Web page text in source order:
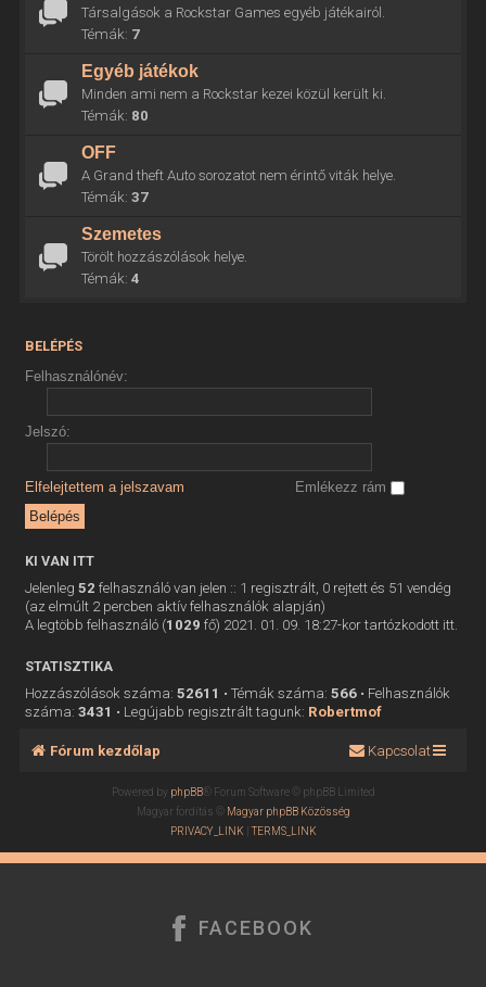
Társalgások a Rockstar Games egyéb játékairól.
Témák: 7
Egyéb játékok
Minden ami nem a Rockstar kezei közül került ki.
Témák: 80
OFF
A Grand theft Auto sorozatot nem érintő viták helye.
Témák: 37
Szemetes
Törölt hozzászólások helye.
Témák: 4
BELÉPÉS
Felhasználónév:
Jelszó:
Elfelejtettem a jelszavam Emlékezz rám
KI VAN ITT
Jelenleg 52 felhasználó van jelen :: 1 regisztrált, 0 rejtett és 51 vendég
(az elmúlt 2 percben aktív felhasználók alapján)
A legtöbb felhasználó (1029 fő) 2021. 01. 09. 18:27-kor tartózkodott itt.
STATISZTIKA
Hozzászólások száma: 52611 • Témák száma: 566• Felhasználók
száma: 3431 • Legújabb regisztrált tagunk: Robertmof
Fórum kezdőlap Kapcsolat
Powered by phpBB® Forum Software © phpBB Limited
Magyar fordítás © Magyar phpBB Közösség
PRIVACY_LINK |TERMS_LINK
FACEBOOK